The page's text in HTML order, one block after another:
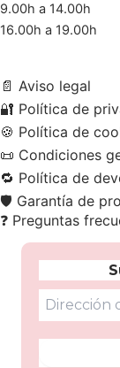
9.00h a 14.00h
16.00h a 19.00h
📄 Aviso legal
🔐 Política de
🍪 Política de
📜 Condiciones
🔁 Política de
🛡️ Garantía de
❓ Preguntas